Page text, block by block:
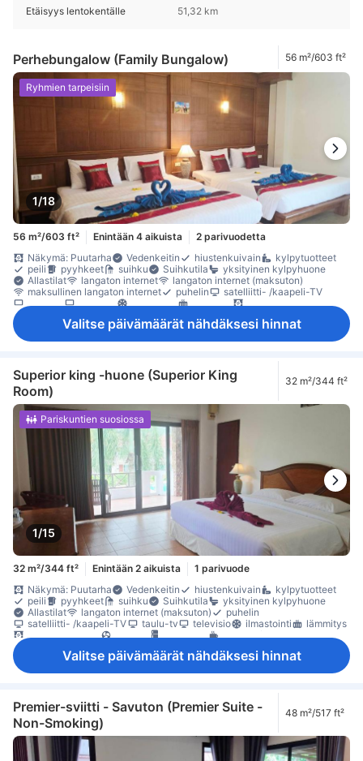
Etäisyys lentokentälle 51,32 km
Perhebungalow (Family Bungalow) 56 m²/603 ft²
1/18
Ryhmien tarpeisiin
56 m²/603 ft² Enintään 4 aikuista
2 parivuodetta
Näkymä: Puutarha
Vedenkeitin hiustenkuivain
kylpytuotteet
peili
pyyhkeet suihku Suihkutila
yksityinen kylpyhuone
Allastilat
langaton internet
langaton internet (maksuton)
maksullinen langaton internet
puhelin
satelliitti- /kaapeli-TV
maksuton pikakahvi
maksuton pullovesi
Ikkuna
naulakko
Vauvansänky (pyynnöstä)
Säädettävä ilmastointi
tallelokero huoneessa
Valitse päivämäärät nähdäksesi hinnat
Superior king -huone (Superior King
Room)
32 m²/344 ft²
1/15
Pariskuntien suosiossa
32 m²/344 ft² Enintään 2 aikuista
1 parivuode
Näkymä: Puutarha
Vedenkeitin hiustenkuivain
kylpytuotteet
peili
pyyhkeet suihku Suihkutila
yksityinen kylpyhuone
Allastilat
langaton internet (maksuton)
puhelin
satelliitti- /kaapeli-TV
taulu-tv televisio ilmastointi
lämmitys
parveke/terassi
puu- /parkettilattia Roskakorit
työpöytä
Valitse päivämäärät nähdäksesi hinnat
Premier-sviitti - Savuton (Premier Suite -
Non-Smoking)
48 m²/517 ft²